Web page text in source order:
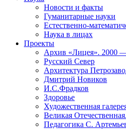
Новости и факты
Гуманитарные науки
Естественно-
Наука в лицах
Проекты
Архив «Лицея». 2000
Русский Север
Архитектура
Дмитрий Новиков
И.С.Фрадков
Здоровье
Художественная
Великая
Педагогика С.